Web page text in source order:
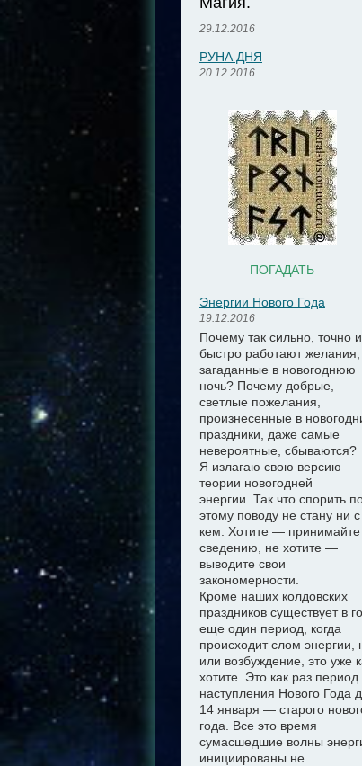
29.12.2016
РУНА ДНЯ
20.12.2016
ПОГАДАТЬ
Энергии Нового Года
19.12.2016
Почему так сильно, точно и
быстро работают желания,
загаданные в новогоднюю
ночь? Почему добрые,
светлые пожелания,
произнесенные в
праздники, даже самые
невероятные, сбываются?
Я излагаю свою версию
теории новогодней
энергии. Так что спорить
этому поводу не стану ни с
кем. Хотите — принимайте
сведению, не хотите —
выводите свои
закономерности.
Кроме наших колдовских
праздников существует в
еще один период, когда
происходит слом энергии,
или возбуждение, это уже
хотите. Это как раз период
наступления Нового Года
14 января — старого
года. Все это время
сумасшедшие волны
инициированы не